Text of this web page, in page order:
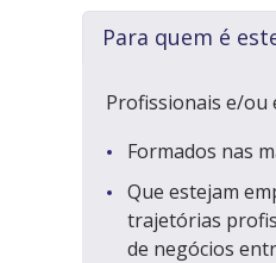
Para quem é
Profissionais e/ou
Formados nas
Que estejam
trajetórias
de negócios